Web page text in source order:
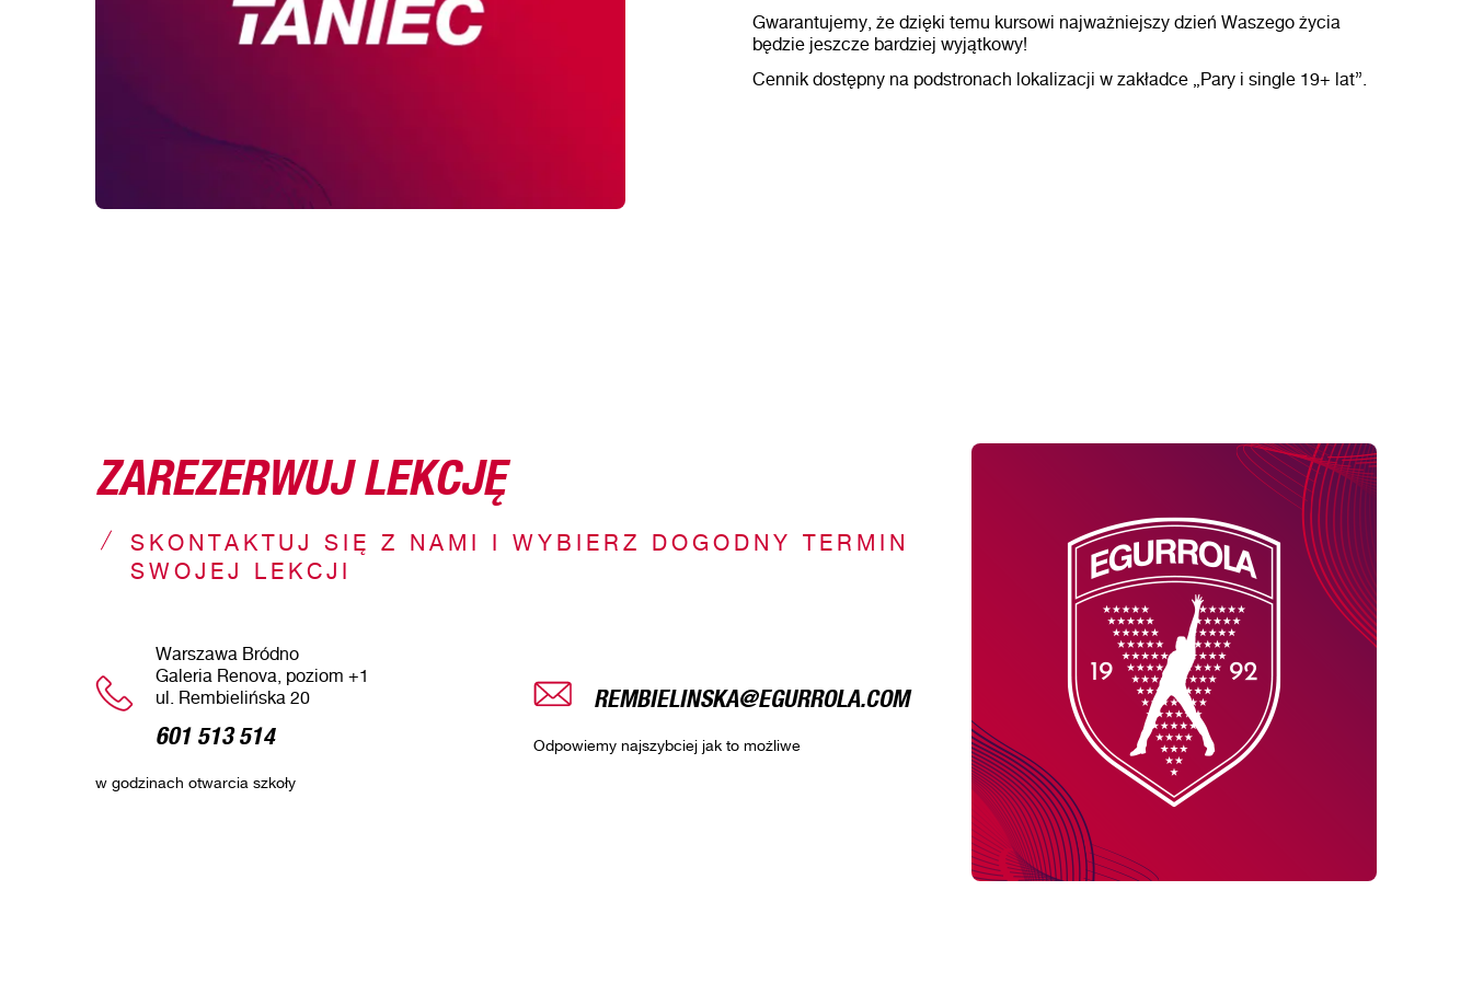
Gwarantujemy, że dzięki temu kursowi najważniejszy dzień Waszego życia
będzie jeszcze bardziej wyjątkowy!
Cennik dostępny na podstronach lokalizacji w zakładce „Pary i single 19+ lat”.
SKONTAKTUJ SIĘ Z NAMI I WYBIERZ DOGODNY TERMIN
SWOJEJ LEKCJI
ZAREZERWUJ LEKCJĘ
Warszawa Bródno
Galeria Renova, poziom +1
ul. Rembielińska 20
601 513 514
w godzinach otwarcia szkoły
REMBIELINSKA@EGURROLA.COM
Odpowiemy najszybciej jak to możliwe